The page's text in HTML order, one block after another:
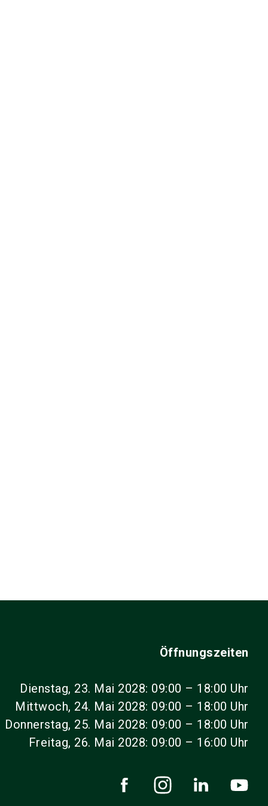
Öffnungszeiten
Dienstag, 23. Mai 2028: 09:00 – 18:00 Uhr
Mittwoch, 24. Mai 2028: 09:00 – 18:00 Uhr
Donnerstag, 25. Mai 2028: 09:00 – 18:00 Uhr
Freitag, 26. Mai 2028: 09:00 – 16:00 Uhr